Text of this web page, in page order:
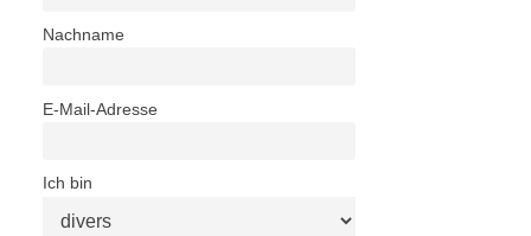
Nachname
E-Mail-Adresse
Ich bin